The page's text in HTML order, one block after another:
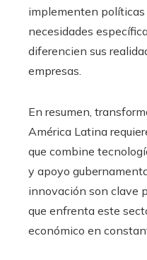
implementen políticas
necesidades
diferencien sus
empresas.
En resumen,
América Latina
que combine
y apoyo
innovación son clave
que enfrenta este
económico en